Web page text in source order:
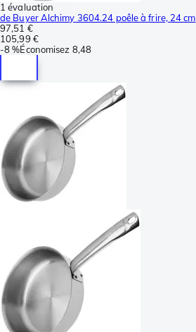
1 évaluation
de Buyer Alchimy 3604.24 poêle à frire, 24 cm
97,51 €
105,99 €
-8 %Économisez 8,48